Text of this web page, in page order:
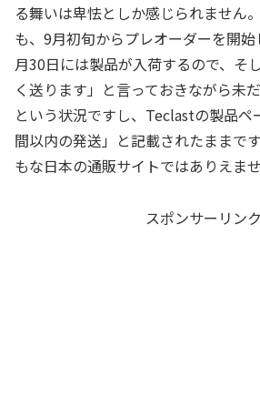
る舞いは卑怯としか感じられません
も、9月初旬からプレオーダーを開
月30日には製品が入荷するので、そ
く送ります」と言っておきながら未
という状況ですし、Teclastの製品ペ
間以内の発送」と記載されたままで
もな日本の通販サイトではありえませ
スポンサーリンク